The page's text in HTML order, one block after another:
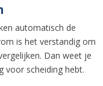
automatisch de
is het verstandig om
Dan weet je
voor scheiding hebt.